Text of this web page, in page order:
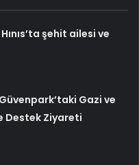
şehit ailesi ve
Gazi ve
Destek Ziyareti